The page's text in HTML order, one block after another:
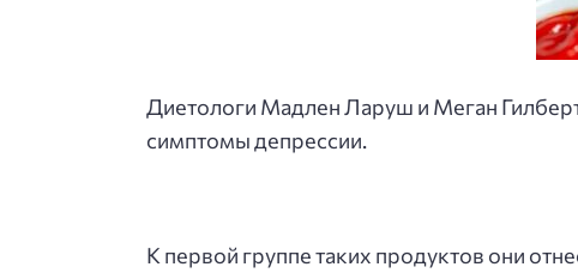
Диетологи Мадлен Ларуш и Меган
симптомы депрессии.
К первой группе таких продуктов они